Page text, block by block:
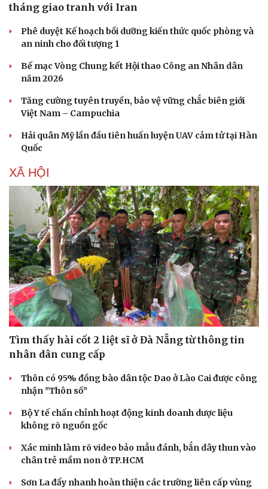
tháng giao tranh với Iran
Phê duyệt Kế hoạch bồi dưỡng kiến thức quốc phòng và
an ninh cho đối tượng 1
Bế mạc Vòng Chung kết Hội thao Công an Nhân dân
năm 2026
Tăng cường tuyên truyền, bảo vệ vững chắc biên giới
Việt Nam – Campuchia
Hải quân Mỹ lần đầu tiên huấn luyện UAV cảm tử tại Hàn
Quốc
XÃ HỘI
Tìm thấy hài cốt 2 liệt sĩ ở Đà Nẵng từ thông tin
nhân dân cung cấp
Thôn có 95% đồng bào dân tộc Dao ở Lào Cai được công
nhận "Thôn số"
Bộ Y tế chấn chỉnh hoạt động kinh doanh dược liệu
không rõ nguồn gốc
Xác minh làm rõ video bảo mẫu đánh, bắn dây thun vào
chân trẻ mầm non ở TP.HCM
Sơn La đẩy nhanh hoàn thiện các trường liên cấp vùng